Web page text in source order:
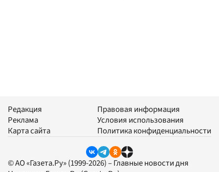
Редакция
Реклама
Карта сайта
Правовая информация
Условия использования
Политика конфиденциальности
© АО «Газета.Ру» (1999-2026) – Главные новости дня